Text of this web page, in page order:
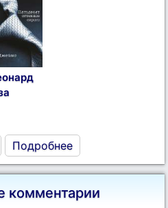
Подробнее
комментарии